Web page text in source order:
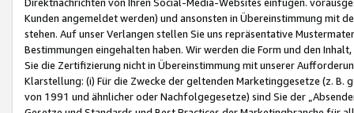
Kunden angemeldet werden) und ansonsten in Übereinstimmung mit
stehen. Auf unser Verlangen stellen Sie uns repräsentative
Bestimmungen eingehalten haben. Wir werden die Form und den
Sie die Zertifizierung nicht in Übereinstimmung mit unserer
Klarstellung: (i) Für die Zwecke der geltenden Marketinggesetze (z. B.
von 1991 und ähnlicher oder Nachfolgegesetze) sind Sie der